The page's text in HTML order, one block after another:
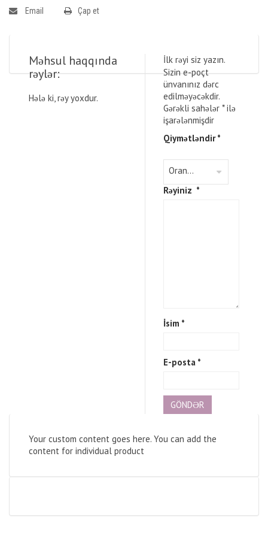
Email Çap et
Məhsul haqqında
rəylər:
Hələ ki, rəy yoxdur.
İlk rəyi siz yazın.
Sizin e-poçt
ünvanınız dərc
edilməyəcəkdir.
Gərəkli sahələr *ilə
işarələnmişdir
Qiymətləndir*
Rəyiniz *
İsim *
E-posta *
Your custom content goes here. You can add the
content for individual product